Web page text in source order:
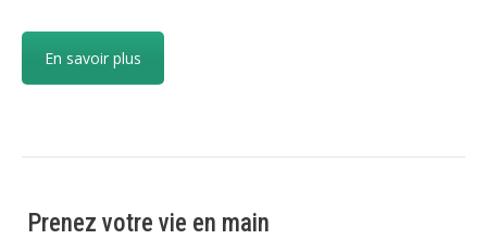
En savoir plus
Prenez votre vie en main